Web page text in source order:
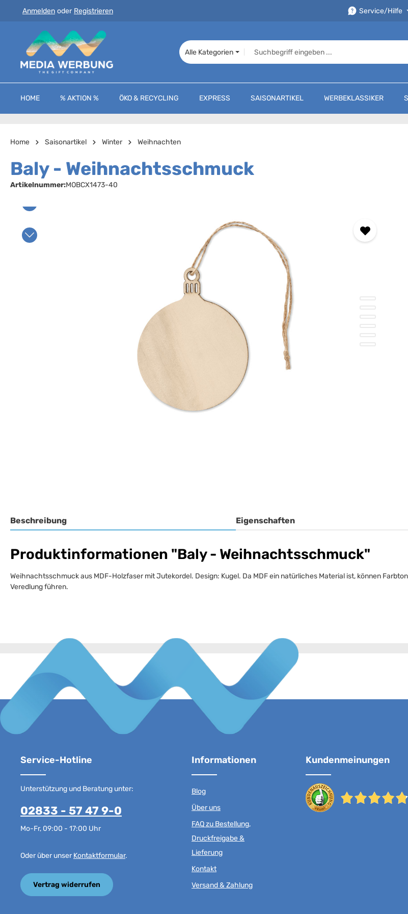
Hauptinhalt springen
Zur Suche springen
Zur Hauptnavigation springen
Anmelden oder Registrieren Service/Hilfe
Alle Kategorien
HOME % AKTION % ÖKO & RECYCLING EXPRESS SAISONARTIKEL WERBEKLASSIKER
Home Saisonartikel Winter Weihnachten
Baly - Weihnachtsschmuck
Artikelnummer:MOBCX1473-40
Bildergalerie überspringen
Beschreibung Eigenschaften
Produktinformationen "Baly - Weihnachtsschmuck"
Weihnachtsschmuck aus MDF-Holzfaser mit Jutekordel. Design: Kugel. Da MDF ein natürliches Material ist, können
Veredlung führen.
Service-Hotline
Unterstützung und Beratung unter:
02833 - 57 47 9-0
Mo-Fr, 09:00 - 17:00 Uhr
Oder über unserKontaktformular.
Vertrag widerrufen
Informationen
Blog
Über uns
FAQ zu Bestellung,
Druckfreigabe &
Lieferung
Kontakt
Versand & Zahlung
Kundenmeinungen